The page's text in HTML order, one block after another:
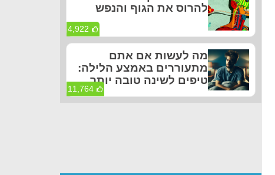
להרוס את הגוף והנפש
4,922
מה לעשות אם אתם
מתעוררים באמצע הלילה:
טיפים לשינה טובה יותר
11,764